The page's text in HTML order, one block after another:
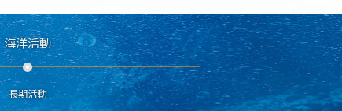
海洋活動
長期活動